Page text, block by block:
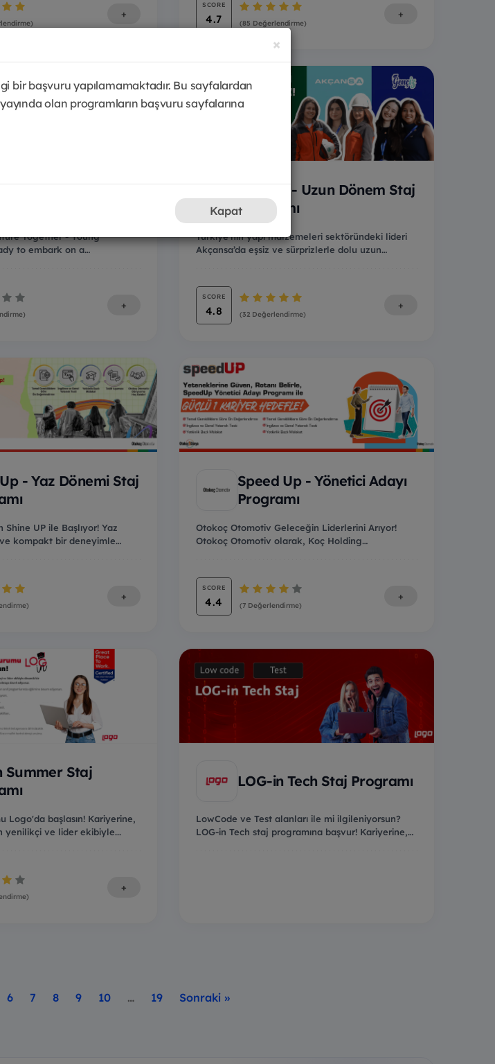
+
SCORE
4.7 (85 Değerlendirme)
+
the Future
Together - Young
to embark on a
+
GençİZ - Uzun Dönem Staj
Programı
Türkiye’nin yapı malzemeleri sektöründeki lideri
Akçansa’da eşsiz ve sürprizlerle dolu uzun
SCORE
4.8 (32 Değerlendirme)
+
- Yaz Dönemi Staj
UP ile Başlıyor! Yaz
kompakt bir deneyimle
+
Speed Up - Yönetici Adayı
Programı
Otokoç Otomotiv Geleceğin Liderlerini Arıyor!
Otokoç Otomotiv olarak, Koç Holding
SCORE
4.4 (7 Değerlendirme)
+
Summer Staj
başlasın! Kariyerine,
yenilikçi ve lider ekibiyle...
+
LOG-in Tech Staj Programı
LowCode ve Test alanları ile mi ilgileniyorsun?
LOG-in Tech staj programına başvur! Kariyerine,
6 7 8 9 10 … 19 Sonraki »
×
bir başvuru yapılamamaktadır. Bu sayfalardan
olan programların başvuru sayfalarına
Kapat